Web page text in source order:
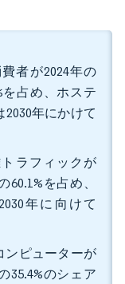
者が2024年の
を占め、ホステ
年にかけて
ラフィックが
を占め、
年に向けて
ンピューターが
35.4%のシェア